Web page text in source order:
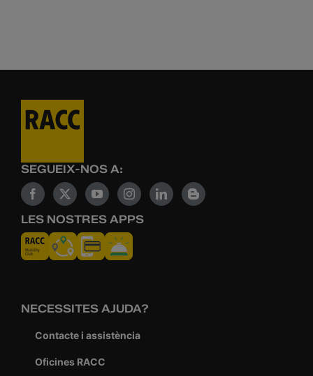
SEGUEIX-NOS A:
LES NOSTRES APPS
NECESSITES AJUDA?
Contacte i assistència
Oficines RACC